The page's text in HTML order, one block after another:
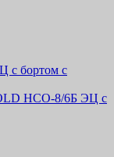
НСО-8/6Б ЭЦ с